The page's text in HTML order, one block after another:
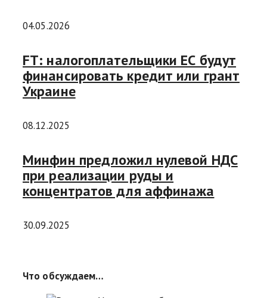
04.05.2026
FT: налогоплательщики ЕС будут
финансировать кредит или грант
Украине
08.12.2025
Минфин предложил нулевой НДС
при реализации руды и
концентратов для аффинажа
30.09.2025
Что обсуждаем…